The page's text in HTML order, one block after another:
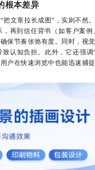
根本差异
文章拉长成图”，实则不然
再到信任背书（如客户案
保节奏张弛有度。同时，视
致认知负担。此外，它还强
户在快速浏览中也能迅速捕